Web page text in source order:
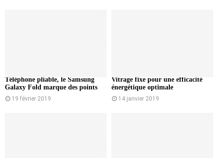
Téléphone pliable, le Samsung
Galaxy Fold marque des points
19 février 2019
Vitrage fixe pour une efficacité
énergétique optimale
14 janvier 2019